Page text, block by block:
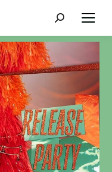
Zoeken: